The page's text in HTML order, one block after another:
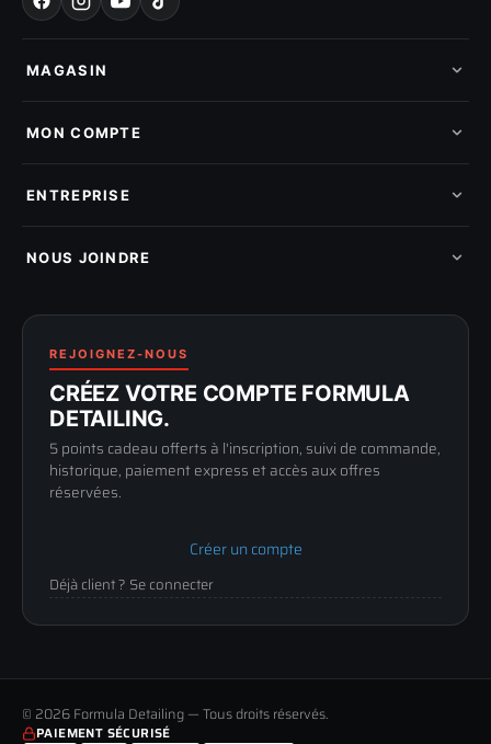
MAGASIN
Nos marques
Pads de polissage
Pièces détachées
MON COMPTE
Mes tickets SAV
Mon parrainage
Programme fidelite
ENTREPRISE
Compte pro
Politique de retour
Conditions générales
Mentions légales
Confidentialité
NOUS JOINDRE
89100 SENS
03 73 61 02 02
Lun-Ven
9h-12h / 14h-17h
REJOIGNEZ-NOUS
CRÉEZ VOTRE COMPTE FORMULA
DETAILING.
5 points cadeau offerts à l'inscription, suivi de commande,
historique, paiement express et accès aux offres
réservées.
Créer un compte
Déjà client ? Se connecter
PAIEMENT SÉCURISÉ
© 2026 Formula Detailing — Tous droits réservés.